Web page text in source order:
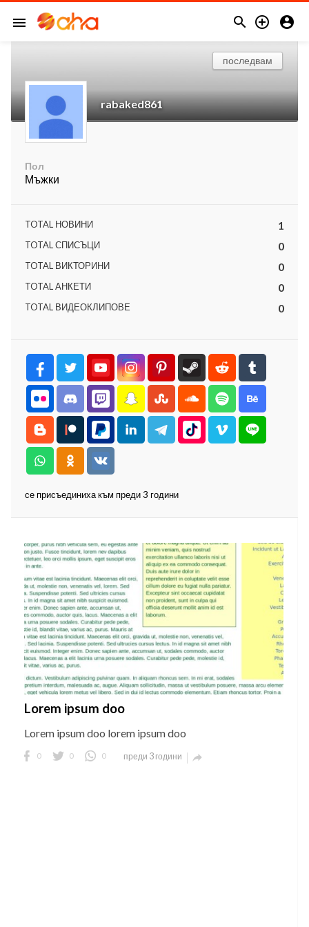
menu   
rabaked861
последвам
Пол
Мъжки
TOTAL НОВИНИ 1
TOTAL СПИСЪЦИ 0
TOTAL ВИКТОРИНИ 0
TOTAL АНКЕТИ 0
TOTAL ВИДЕОКЛИПОВЕ 0
се присъединиха към преди 3 години
Lorem ipsum doo
Lorem ipsum doo lorem ipsum doo
0 0 0 преди 3 години 